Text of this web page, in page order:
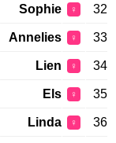
32
♀
Sophie
33
♀
Annelies
34
♀
Lien
35
♀
Els
36
♀
Linda